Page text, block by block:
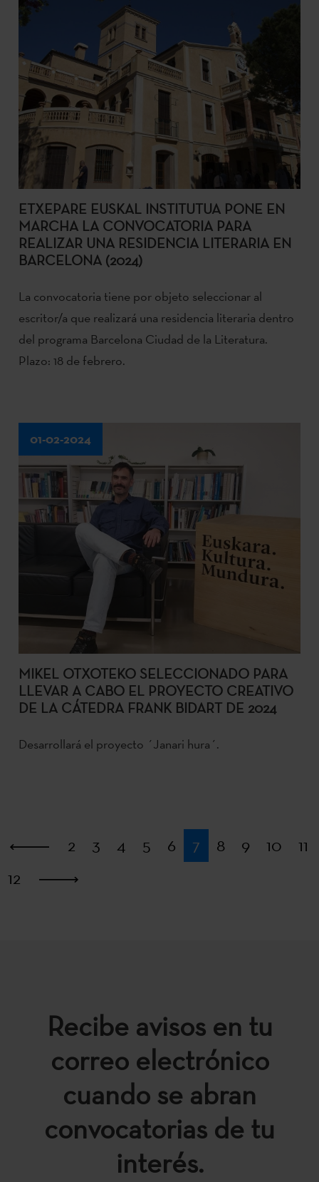
ETXEPARE EUSKAL INSTITUTUA PONE EN
MARCHA LA CONVOCATORIA PARA
REALIZAR UNA RESIDENCIA LITERARIA EN
BARCELONA (2024)
La convocatoria tiene por objeto seleccionar al
escritor/a que realizará una residencia literaria dentro
del programa Barcelona Ciudad de la Literatura.
Plazo: 18 de febrero.
01-02-2024
MIKEL OTXOTEKO SELECCIONADO PARA
LLEVAR A CABO EL PROYECTO CREATIVO
DE LA CÁTEDRA FRANK BIDART DE 2024
Desarrollará el proyecto ´Janari hura´.
Primera
2 3 4 5 6 7 8 9 10
11
12
Recibe avisos en tu
correo electrónico
cuando se abran
convocatorias de tu
interés.